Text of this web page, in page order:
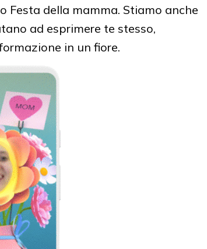
della mamma. Stiamo anche
ad esprimere te stesso,
in un fiore.